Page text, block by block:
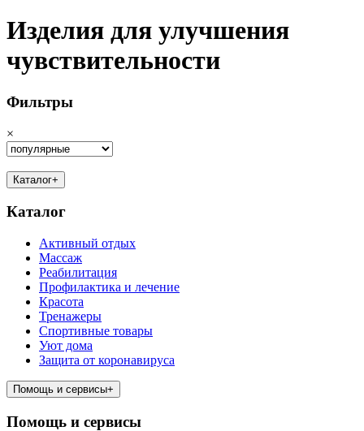
Изделия для улучшения
чувствительности
Фильтры
×
Каталог+
Каталог
Активный отдых
Массаж
Реабилитация
Профилактика и лечение
Красота
Тренажеры
Спортивные товары
Уют дома
Защита от коронавируса
Помощь и сервисы+
Помощь и сервисы